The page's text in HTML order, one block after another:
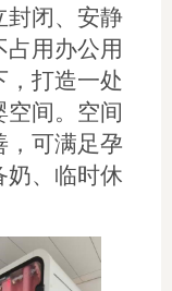
封闭、安静
用办公用
，打造一处
空间。空间
，可满足孕
奶、临时休